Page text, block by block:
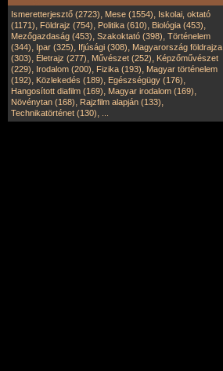
Ismeretterjesztő (2723), Mese (1554), Iskolai, oktató
(1171), Földrajz (754), Politika (610), Biológia (453),
Mezőgazdaság (453), Szakoktató (398), Történelem
(344), Ipar (325), Ifjúsági (308), Magyarország földrajza
(303), Életrajz (277), Művészet (252), Képzőművészet
(229), Irodalom (200), Fizika (193), Magyar történelem
(192), Közlekedés (189), Egészségügy (176),
Hangosított diafilm (169), Magyar irodalom (169),
Növénytan (168), Rajzfilm alapján (133),
Technikatörténet (130),